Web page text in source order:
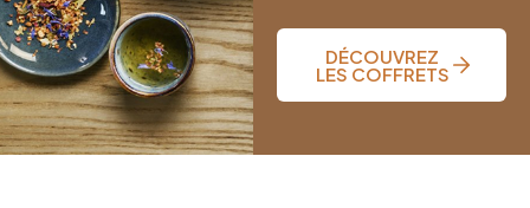
DÉCOUVREZ
LES COFFRETS